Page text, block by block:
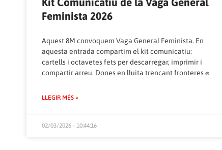
Feminista 2026
Aquest 8M convoquem Vaga General Feminista. En
aquesta entrada compartim el kit comunicatiu:
cartells i octavetes fets per descarregar, imprimir i
compartir arreu. Dones en lluita trencant fronteres ✊
LLEGIR MÉS »
02/03/2026 - 10:44:16